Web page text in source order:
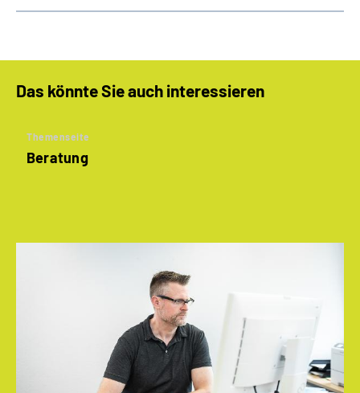
Das könnte Sie auch interessieren
Themenseite
Beratung